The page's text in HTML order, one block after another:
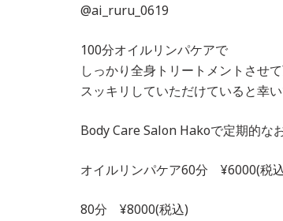
@ai_ruru_0619
100分オイルリンパケアで
しっかり全身トリートメントさせ
スッキリしていただけていると幸い
Body Care Salon Hakoで定期的な
オイルリンパケア60分 ¥6000(税
80分 ¥8000(税込)